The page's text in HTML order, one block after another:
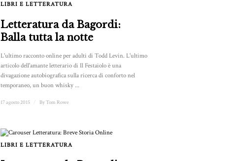
LIBRI E LETTERATURA
Letteratura da Bagordi:
Balla tutta la notte
L'ultimo racconto online per adulti di Todd Levin. L'ultimo
articolo dell'amante letterario di Il Festaiolo è una
divagazione autobiografica sulla ricerca di conforto nel
temporaneo, un buon whisky ...
17 agosto 2015 ByTom Rowe
LIBRI E LETTERATURA